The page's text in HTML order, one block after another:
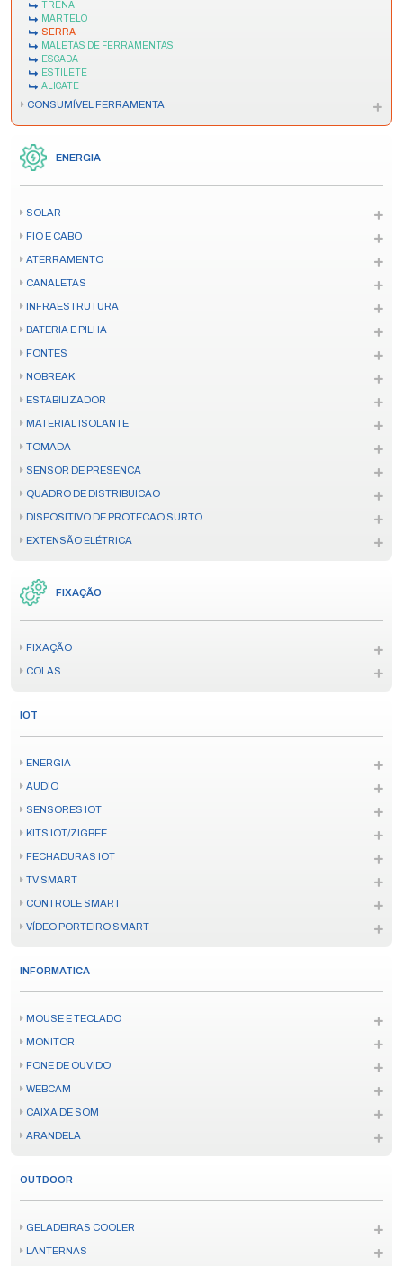
TRENA
MARTELO
SERRA
MALETAS DE FERRAMENTAS
ESCADA
ESTILETE
ALICATE
CONSUMÍVEL FERRAMENTA
ENERGIA
SOLAR
FIO E CABO
ATERRAMENTO
CANALETAS
INFRAESTRUTURA
BATERIA E PILHA
FONTES
NOBREAK
ESTABILIZADOR
MATERIAL ISOLANTE
TOMADA
SENSOR DE PRESENCA
QUADRO DE DISTRIBUICAO
DISPOSITIVO DE PROTECAO SURTO
EXTENSÃO ELÉTRICA
FIXAÇÃO
FIXAÇÃO
COLAS
IOT
ENERGIA
AUDIO
SENSORES IOT
KITS IOT/ZIGBEE
FECHADURAS IOT
TV SMART
CONTROLE SMART
VÍDEO PORTEIRO SMART
INFORMATICA
MOUSE E TECLADO
MONITOR
FONE DE OUVIDO
WEBCAM
CAIXA DE SOM
ARANDELA
OUTDOOR
GELADEIRAS COOLER
LANTERNAS